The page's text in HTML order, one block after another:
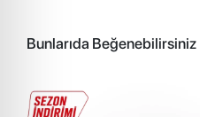
Bunlarıda Beğenebilirsiniz